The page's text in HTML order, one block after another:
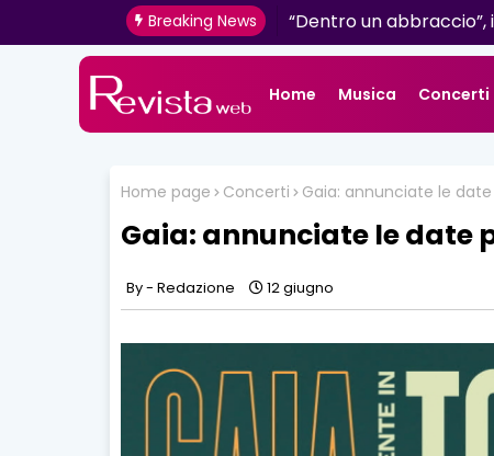
Breaking News
“Dentro un
radio e digitale
Mazzini: venerdì 16
Home Musica Concerti
Home page Concerti Gaia: annunciate le
Gaia: annunciate le date
Redazione 12 giugno